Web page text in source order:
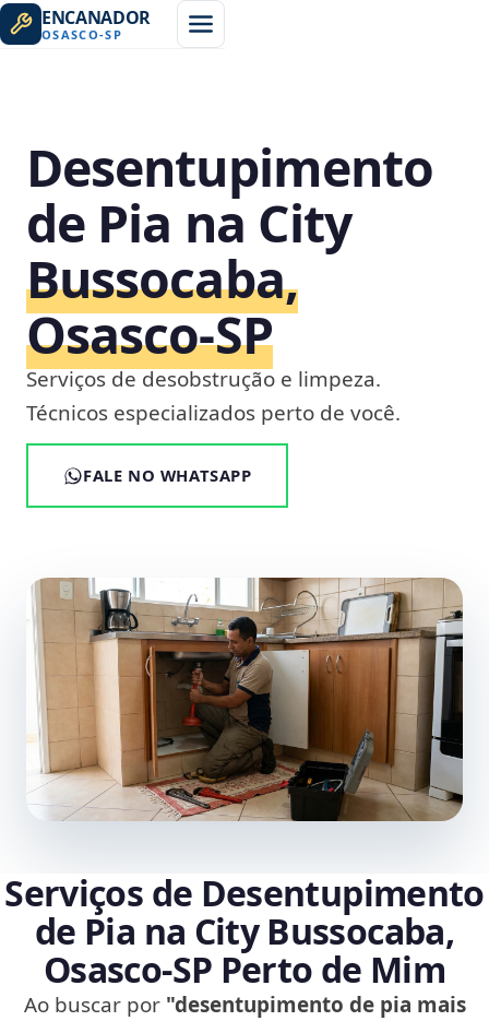
ENCANADOR
OSASCO-SP
Desentupimento
de Pia na City
Bussocaba,
Osasco‑SP
Serviços de desobstrução e limpeza.
Técnicos especializados perto de você.
FALE NO WHATSAPP
Serviços de Desentupimento
de Pia na City Bussocaba,
Osasco‑SP Perto de Mim
Ao buscar por "desentupimento de pia mais